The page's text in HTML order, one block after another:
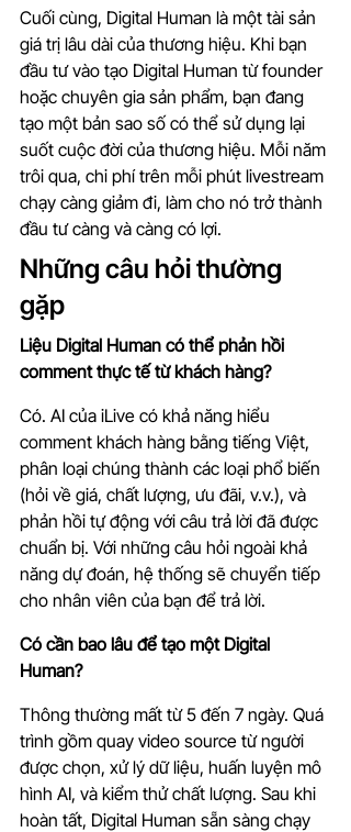
Cuối cùng, Digital Human là một tài sản
giá trị lâu dài của thương hiệu. Khi bạn
đầu tư vào tạo Digital Human từ founder
hoặc chuyên gia sản phẩm, bạn đang
tạo một bản sao số có thể sử dụng lại
suốt cuộc đời của thương hiệu. Mỗi năm
trôi qua, chi phí trên mỗi phút livestream
chạy càng giảm đi, làm cho nó trở thành
đầu tư càng và càng có lợi.
Những câu hỏi thường
gặp
Liệu Digital Human có thể phản hồi
comment thực tế từ khách hàng?
Có. AI của iLive có khả năng hiểu
comment khách hàng bằng tiếng Việt,
phân loại chúng thành các loại phổ biến
(hỏi về giá, chất lượng, ưu đãi, v.v.), và
phản hồi tự động với câu trả lời đã được
chuẩn bị. Với những câu hỏi ngoài khả
năng dự đoán, hệ thống sẽ chuyển tiếp
cho nhân viên của bạn để trả lời.
Có cần bao lâu để tạo một Digital
Human?
Thông thường mất từ 5 đến 7 ngày. Quá
trình gồm quay video source từ người
được chọn, xử lý dữ liệu, huấn luyện mô
hình AI, và kiểm thử chất lượng. Sau khi
hoàn tất, Digital Human sẵn sàng chạy